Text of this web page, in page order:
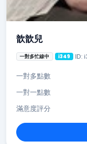
歆歆兒
一對多忙線中 i349 ID:
一對多點數
一對一點數
滿意度評分